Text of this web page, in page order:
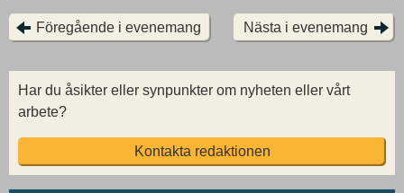
Föregående i evenemang Nästa i evenemang
Har du åsikter eller synpunkter om nyheten eller vårt
arbete?
Kontakta redaktionen